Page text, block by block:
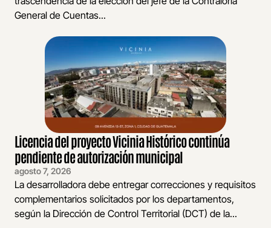
General de Cuentas...
Licencia del proyecto Vicinia Histórico continúa
pendiente de autorización municipal
agosto 7, 2026
La desarrolladora debe entregar correcciones y requisitos
complementarios solicitados por los departamentos,
según la Dirección de Control Territorial (DCT) de la...